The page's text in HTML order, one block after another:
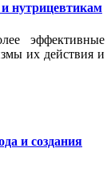
и нутрицевтикам
эффективные
их действия и
и создания